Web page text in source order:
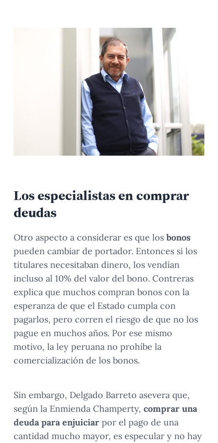
Los especialistas en comprar
deudas
Otro aspecto a considerar es que los bonos
pueden cambiar de portador. Entonces si los
titulares necesitaban dinero, los vendían
incluso al 10% del valor del bono. Contreras
explica que muchos compran bonos con la
esperanza de que el Estado cumpla con
pagarlos, pero corren el riesgo de que no los
pague en muchos años. Por ese mismo
motivo, la ley peruana no prohíbe la
comercialización de los bonos.
Sin embargo, Delgado Barreto asevera que,
según la Enmienda Champerty, comprar una
deuda para enjuiciar por el pago de una
cantidad mucho mayor, es especular y no hay